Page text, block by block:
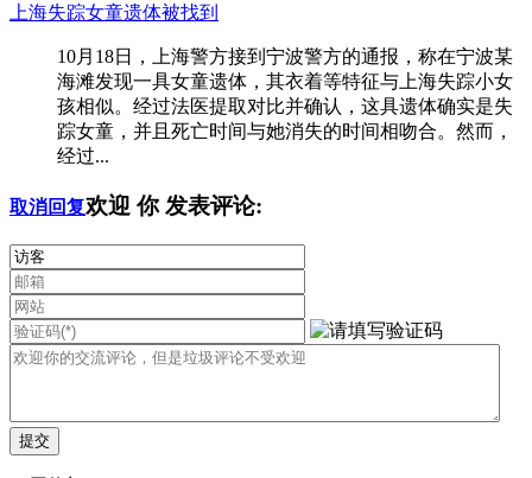
上海失踪女童遗体被找到
10月18日，上海警方接到宁波警方的通报，称在宁波某
海滩发现一具女童遗体，其衣着等特征与上海失踪小女
孩相似。经过法医提取对比并确认，这具遗体确实是失
踪女童，并且死亡时间与她消失的时间相吻合。然而，
经过...
取消回复欢迎 你发表评论: